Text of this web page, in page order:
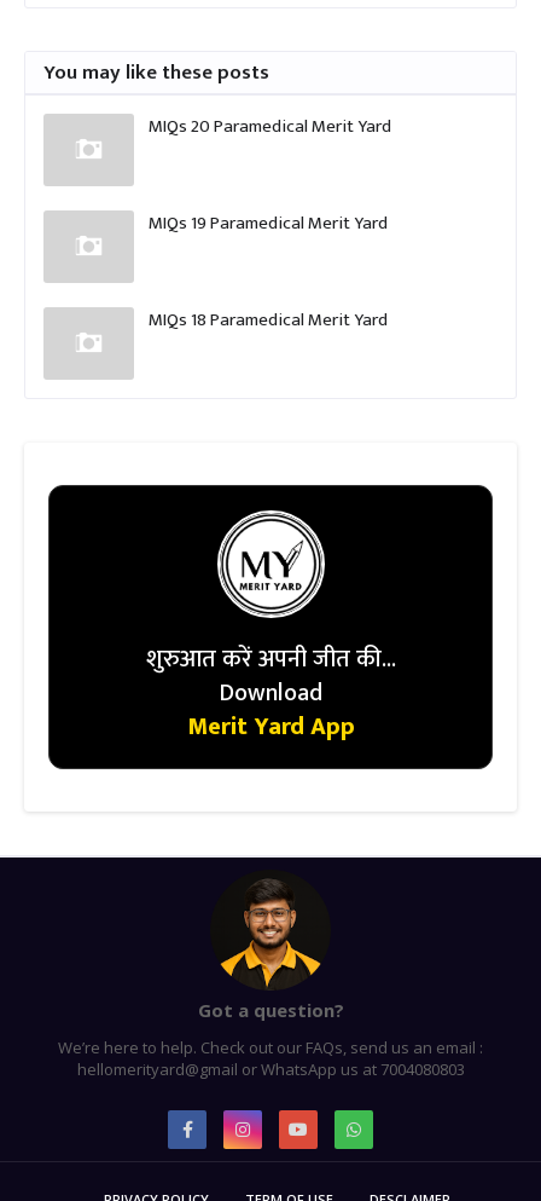
You may like these posts
MIQs 20 Paramedical Merit Yard
MIQs 19 Paramedical Merit Yard
MIQs 18 Paramedical Merit Yard
शुरुआत करें अपनी जीत की...
Download
Merit Yard App
Got a question?
We’re here to help. Check out our FAQs, send us an email :
hellomerityard@gmail or WhatsApp us at 7004080803